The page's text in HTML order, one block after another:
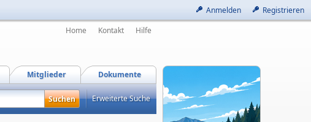
Anmelden Registrieren
Home Kontakt Hilfe
Dokumente
Mitglieder
Erweiterte Suche